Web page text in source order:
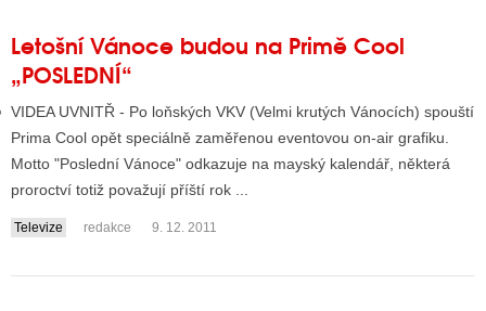
DISKUTÉRA NA RADIOTV
STARŠÍCH DISKUZÍ
Letošní Vánoce budou na Primě Cool
„POSLEDNÍ“
VIDEA UVNITŘ - Po loňských VKV (Velmi krutých Vánocích) spouští
Prima Cool opět speciálně zaměřenou eventovou on-air grafiku.
Motto "Poslední Vánoce" odkazuje na mayský kalendář, některá
proroctví totiž považují příští rok ...
Televize redakce 9. 12. 2011